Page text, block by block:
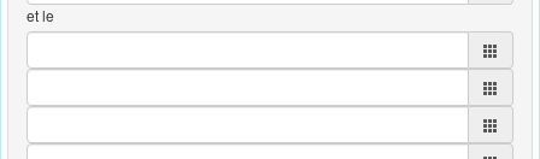
et le